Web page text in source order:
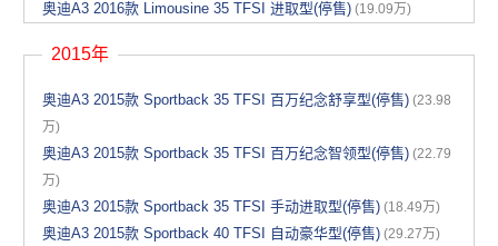
奥迪A3 2016款 Limousine 35 TFSI 进取型(停售) (19.09万)
2015年
奥迪A3 2015款 Sportback 35 TFSI 百万纪念舒享型(停售) (23.98
万)
奥迪A3 2015款 Sportback 35 TFSI 百万纪念智领型(停售) (22.79
万)
奥迪A3 2015款 Sportback 35 TFSI 手动进取型(停售) (18.49万)
奥迪A3 2015款 Sportback 40 TFSI 自动豪华型(停售) (29.27万)